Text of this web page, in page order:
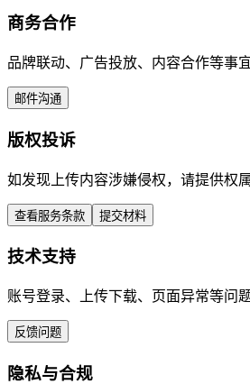
商务合作
品牌联动、广告投放、内容合作等事宜
邮件沟通
版权投诉
如发现上传内容涉嫌侵权，请提供权
查看服务条款 提交材料
技术支持
账号登录、上传下载、页面异常等问题
反馈问题
隐私与合规